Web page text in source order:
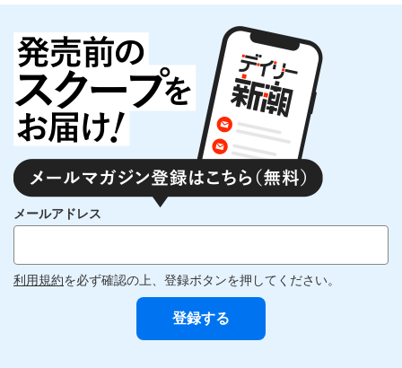
メールアドレス
利用規約を必ず確認の上、登録ボタンを押してください。